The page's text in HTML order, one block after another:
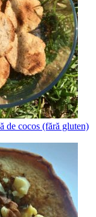
de cocos (fără gluten)